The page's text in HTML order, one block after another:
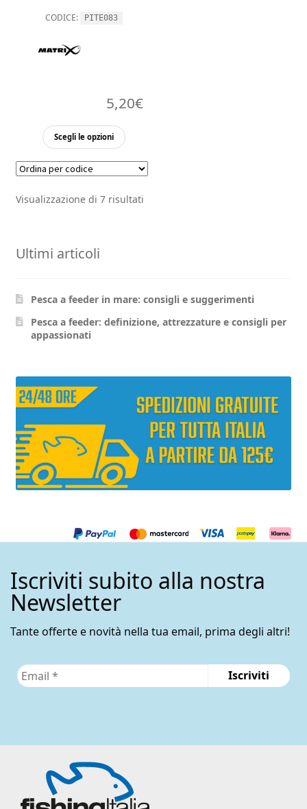
CODICE: PITE083
5,20€
Scegli le opzioni
Questo
varianti.
nella
pagina
Visualizzazione di 7 risultati
Ultimi articoli
Pesca a feeder in mare: consigli e suggerimenti
Pesca a feeder: definizione, attrezzature e consigli per
appassionati
Iscriviti subito alla nostra
Newsletter
Tante offerte e novità nella tua email, prima degli altri!